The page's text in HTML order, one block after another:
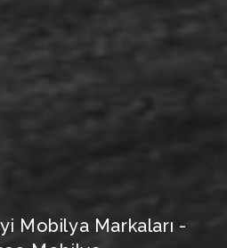
Mobilya Markaları -